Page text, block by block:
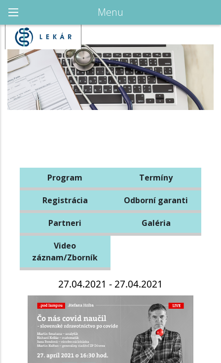
Menu
Program Termíny
Registrácia Odborní garanti
Partneri Galéria
Video
záznam/Zborník
27.04.2021 - 27.04.2021